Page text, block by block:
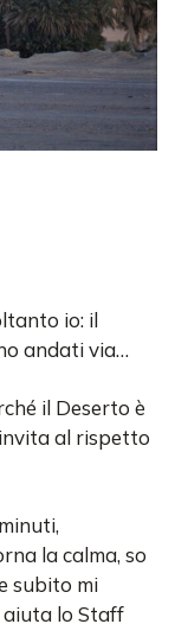
io: il
andati via…
il Deserto è
al rispetto
la calma, so
subito mi
aiuta lo Staff